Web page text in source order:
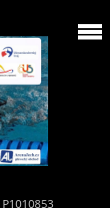
P1010853